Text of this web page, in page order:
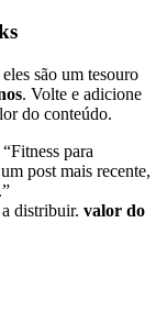
são um tesouro
. Volte e adicione
do conteúdo.
para
post mais recente,
distribuir. valor do